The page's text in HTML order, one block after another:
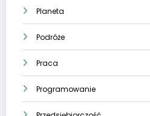
Planeta
Podróże
Praca
Programowanie